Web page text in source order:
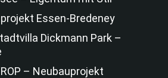
Essen-Bredeney
Dickmann Park –
– Neubauprojekt